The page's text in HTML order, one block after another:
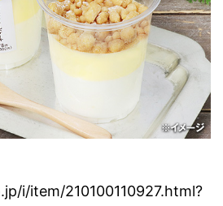
i/item/210100110927.html?